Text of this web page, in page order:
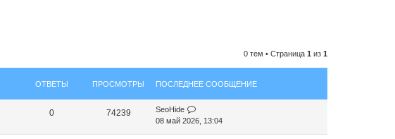
0 тем • Страница 1 из 1
ОТВЕТЫ ПРОСМОТРЫ ПОСЛЕДНЕЕ СООБЩЕНИЕ
0 74239
SeoHide
08 май 2026, 13:04